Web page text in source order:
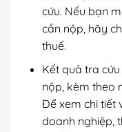
cứu. Nếu bạn
cần nộp, hãy
thuế.
Kết quả tra
nộp, kèm theo
Để xem chi tiết
doanh nghiệp,